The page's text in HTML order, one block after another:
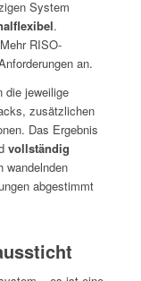
System
.
RISO-
an.
die jeweilige
zusätzlichen
Das Ergebnis
vollständig
wandelnden
abgestimmt